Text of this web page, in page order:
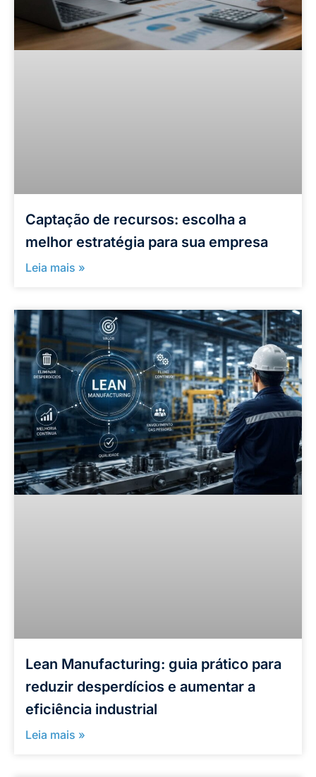
Captação de recursos: escolha a
melhor estratégia para sua empresa
Leia mais »
Lean Manufacturing: guia prático para
reduzir desperdícios e aumentar a
eficiência industrial
Leia mais »